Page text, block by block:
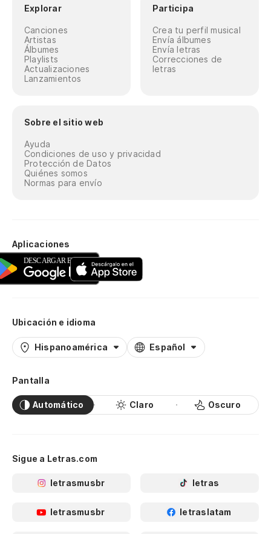
Explorar
Canciones
Artistas
Álbumes
Playlists
Actualizaciones
Lanzamientos
Participa
Crea tu perfil musical
Envía álbumes
Envía letras
Correcciones de
letras
Sobre el sitio web
Ayuda
Condiciones de uso y privacidad
Protección de Datos
Quiénes somos
Normas para envío
Aplicaciones
Ubicación e idioma
Hispanoamérica Español
Pantalla
Automático Claro Oscuro
Sigue a Letras.com
letrasmusbr letras
letrasmusbr letraslatam